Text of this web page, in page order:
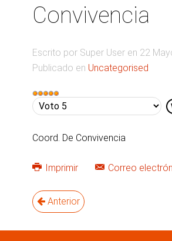
Convivencia
Escrito por Super User en 22
Publicado en Uncategorised
Ratio:5/5
Por
vote
Coord. De Convivencia
Imprimir Correo
Anterior